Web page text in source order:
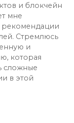
и блокчейн
мне
рекомендации
Стремлюсь
и
которая
сложные
в этой